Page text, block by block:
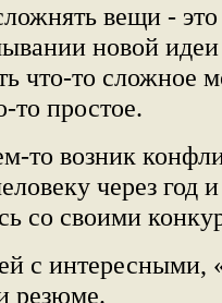
вещи -
новой идеи
что-то сложное
то простое.
то возник
через год
со своими
с интересными,
резюме.